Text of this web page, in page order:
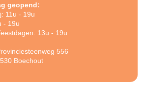
geopend:
11u - 19u
- 19u
13u - 19u
556
Boechout